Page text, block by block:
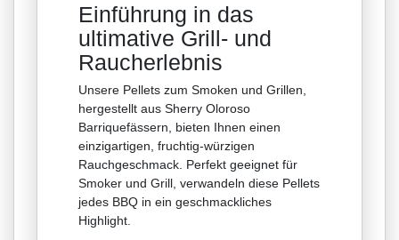
Einführung in das
ultimative Grill- und
Raucherlebnis
Unsere Pellets zum Smoken und Grillen,
hergestellt aus Sherry Oloroso
Barriquefässern, bieten Ihnen einen
einzigartigen, fruchtig-würzigen
Rauchgeschmack. Perfekt geeignet für
Smoker und Grill, verwandeln diese Pellets
jedes BBQ in ein geschmackliches
Highlight.